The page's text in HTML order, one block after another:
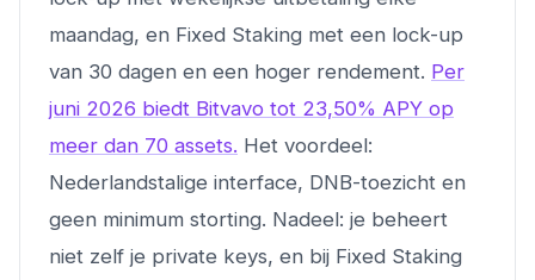
maandag, en Fixed Staking met een lock-up
van 30 dagen en een hoger rendement. Per
juni 2026 biedt Bitvavo tot 23,50% APY op
meer dan 70 assets. Het voordeel:
Nederlandstalige interface, DNB-toezicht en
geen minimum storting. Nadeel: je beheert
niet zelf je private keys, en bij Fixed Staking